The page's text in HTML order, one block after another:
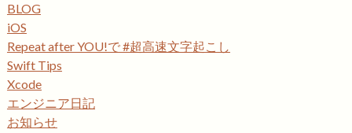
BLOG
iOS
Repeat after YOU!で #超高速文字起こし
Swift Tips
Xcode
エンジニア日記
お知らせ